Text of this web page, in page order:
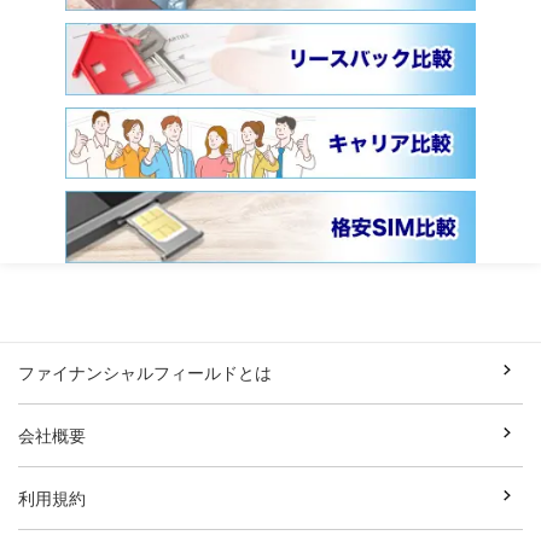
ファイナンシャルフィールドとは
会社概要
利用規約